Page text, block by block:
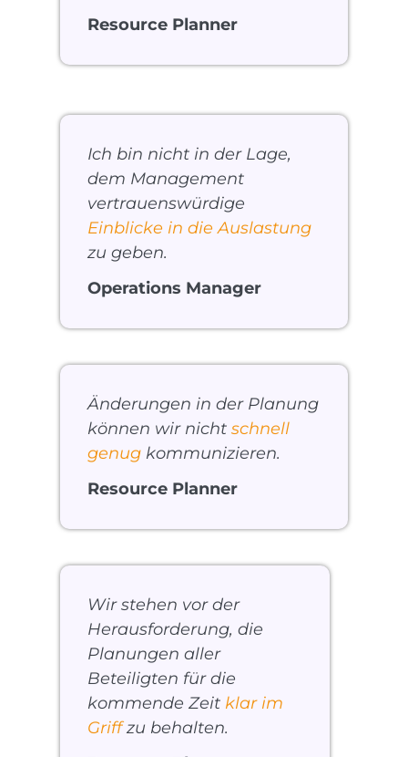
Resource Planner
Ich bin nicht in der Lage,
dem Management
vertrauenswürdige
Einblicke in die Auslastung
zu geben.
Operations Manager
Änderungen in der Planung
können wir nicht schnell
genugkommunizieren.
Resource Planner
Wir stehen vor der
Herausforderung, die
Planungen aller
Beteiligten für die
kommende Zeit klar im
Griffzu behalten.